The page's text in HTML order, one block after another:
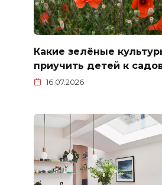
Какие зелёные
приучить детей к
16.07.2026